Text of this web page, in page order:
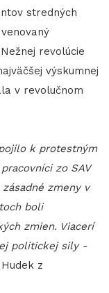
stredných
revolúcie
výskumnej
v revolučnom
k protestným
zo SAV
zmeny v
boli
zmien. Viacerí
politickej sily -
z